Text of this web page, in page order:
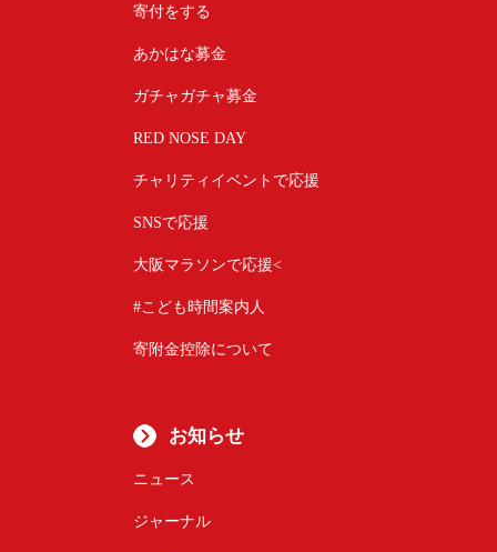
寄付をする
あかはな募金
ガチャガチャ募金
RED NOSE DAY
チャリティイベントで応援
SNSで応援
大阪マラソンで応援<
#こども時間案内人
寄附金控除について
お知らせ
ニュース
ジャーナル